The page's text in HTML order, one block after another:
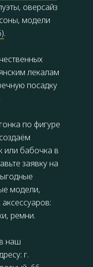
оверсайз
модели
.
лекалам
посадку
по фигуре
или бабочка в
заявку на
модели,
ремни.
наш
г.